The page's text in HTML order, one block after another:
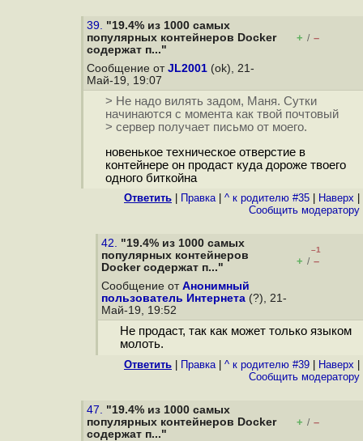
39. "19.4% из 1000 самых
популярных контейнеров Docker
содержат п..."
+ / –
Сообщение от JL2001 (ok), 21-
Май-19, 19:07
> Не надо вилять задом, Маня. Сутки
начинаются с момента как твой почтовый
> сервер получает письмо от моего.
новенькое техническое отверстие в
контейнере он продаст куда дороже твоего
одного биткойна
Ответить Правка| ^ к родителю #35 Наверх
Cообщить модератору
42. "19.4% из 1000 самых
популярных контейнеров
Docker содержат п..."
–1
+ / –
Сообщение от Анонимный
пользователь Интернета (?), 21-
Май-19, 19:52
Не продаст, так как может только языком
молоть.
Ответить Правка| ^ к родителю #39 Наверх
Cообщить модератору
47. "19.4% из 1000 самых
популярных контейнеров Docker
содержат п..."
+ / –